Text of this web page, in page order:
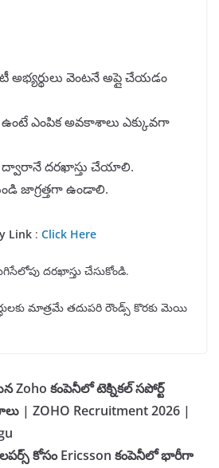
అభ్యర్థులు వెంటనే అప్లై చేయడం
ఎంపిక అవకాశాలు ఎక్కువగా
దరఖాస్తు చేయాలి.
జాగ్రత్తగా ఉండాలి.
Link : Click Here
దరఖాస్తు చేసుకోండి.
మాత్రమే తదుపరి రౌండ్స్ కొరకు మెయి
Zoho కంపెనీలో టెక్నికల్ సపోర్ట్
| ZOHO Recruitment 2026 |
కోసం Ericsson కంపెనీలో భారీగా